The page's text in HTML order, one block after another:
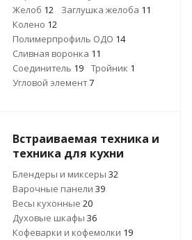
Желоб 12 Заглушка желоба 11
Колено 12
Полимерпрофиль ОДО 14
Сливная воронка 11
Соединитель 19 Тройник 1
Угловой элемент7
Встраиваемая техника и
техника для кухни
Блендеры и миксеры 32
Варочные панели 39
Весы кухонные 20
Духовые шкафы 36
Кофеварки и кофемолки 19